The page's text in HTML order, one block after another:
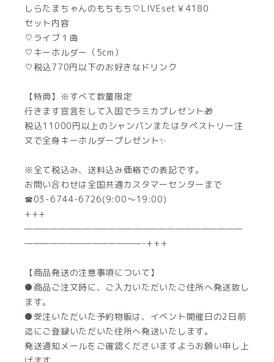
しらたまちゃんのもちもち♡LIVEset￥4180
セット内容
♡ライブ１曲
♡キーホルダー（5cm）
♡税込770円以下のお好きなドリンク
【特典】※すべて数量限定
行きます宣言をして入国でラミカプレゼント🎁
税込11000円以上のシャンパンまたはタペストリー注
文で全身キーホルダープレゼント✨️
※全て税込み、送料込み価格での表記です。
お問い合わせは全国共通カスタマーセンターまで
☎03-6744-6726(9:00～19:00)
+++
——————————————————————————
——————————————-+++
【商品発送の注意事項について】
●商品ご注文時に、ご入力いただいたご住所へ発送致し
ます。
●受注いただいた予約物販は、イベント開催日の2日前
迄にご登録いただいた住所へ発送いたします。
発送通知メールをご確認くださいますようお願い申し上